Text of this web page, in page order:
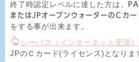
終了時認定レベルに達した方は、
またはJPオープンウォーターのＣカ
をする事が出来ます。
シーパス（インターネット受講）
JPのＣカード(ライセンス)となりま